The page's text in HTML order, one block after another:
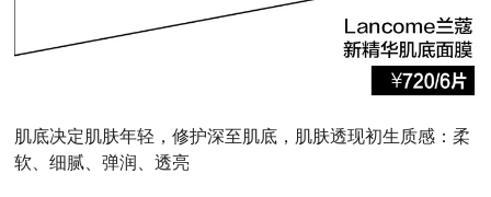
肌底决定肌肤年轻，修护深至肌底，肌肤透现初生质感：柔
软、细腻、弹润、透亮